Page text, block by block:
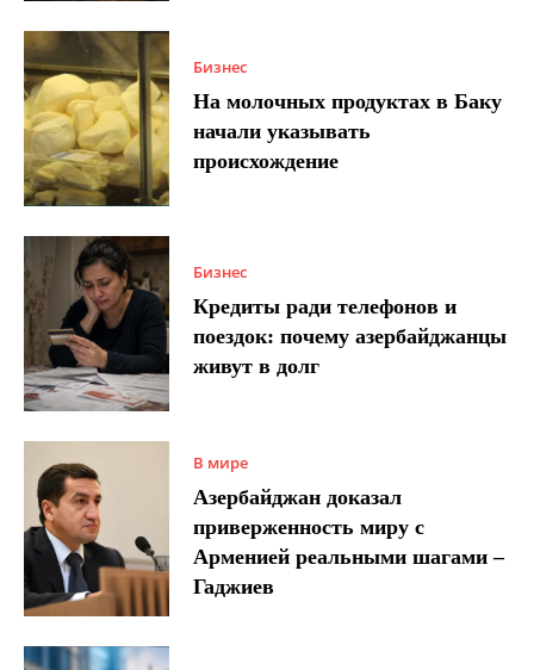
Бизнес
На молочных продуктах в Баку
начали указывать
происхождение
Бизнес
Кредиты ради телефонов и
поездок: почему азербайджанцы
живут в долг
В мире
Азербайджан доказал
приверженность миру с
Арменией реальными шагами –
Гаджиев